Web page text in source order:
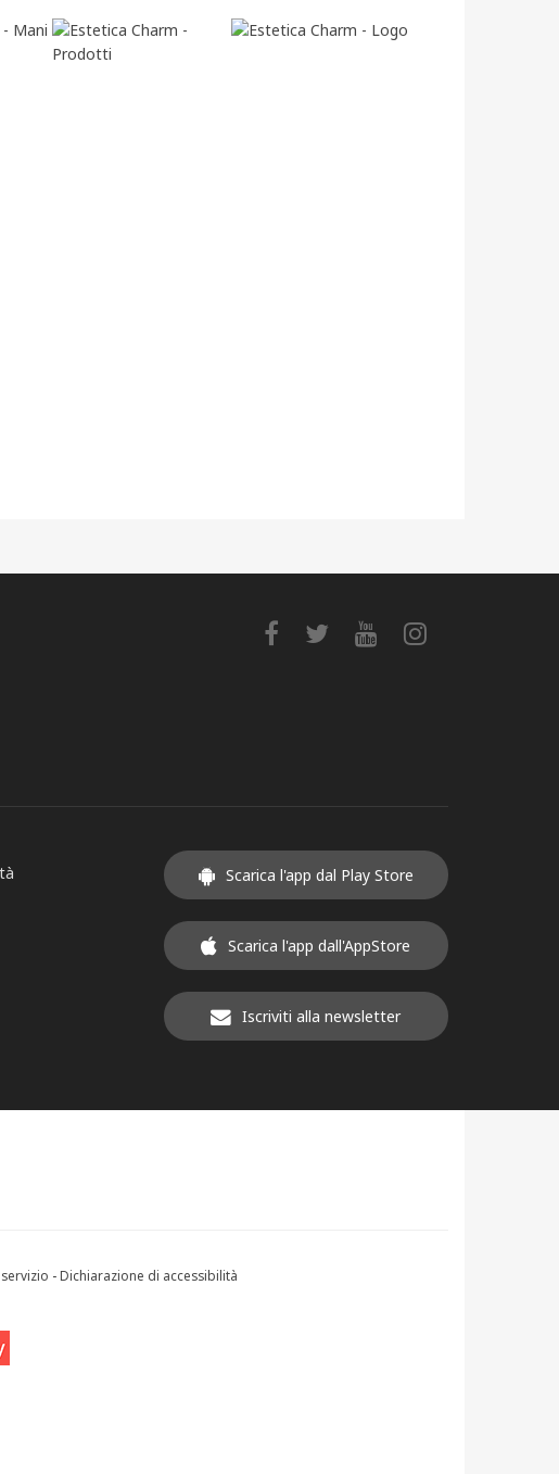
Scarica l'app dal Play Store
Scarica l'app dall'AppStore
Iscriviti alla newsletter
-Dichiarazione di accessibilità